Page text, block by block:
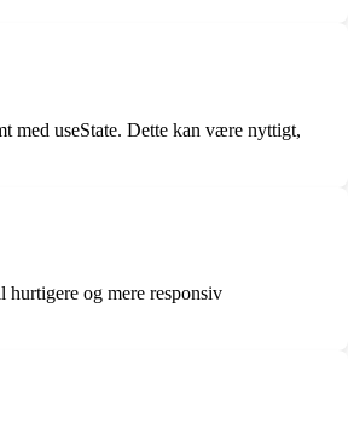
med useState. Dette kan være nyttigt,
hurtigere og mere responsiv